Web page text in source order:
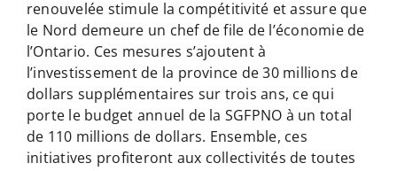
renouvelée stimule la compétitivité et assure que
le Nord demeure un chef de file de l’économie de
l’Ontario. Ces mesures s’ajoutent à
l’investissement de la province de 30 millions de
dollars supplémentaires sur trois ans, ce qui
porte le budget annuel de la SGFPNO à un total
de 110 millions de dollars. Ensemble, ces
initiatives profiteront aux collectivités de toutes